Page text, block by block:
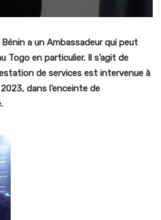
a un Ambassadeur qui peut
Togo en particulier. Il s’agit de
de services est intervenue à
dans l’enceinte de